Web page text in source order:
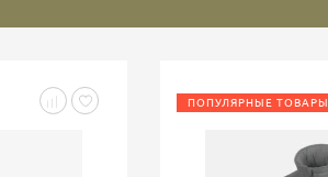
ПОПУЛЯРНЫЕ ТОВАРЫ